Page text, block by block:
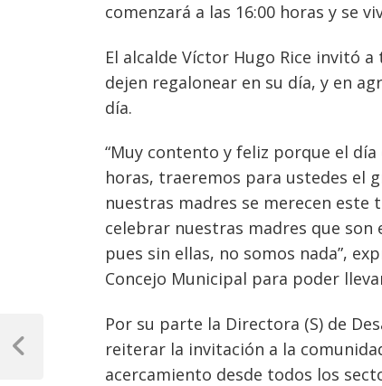
comenzará a las 16:00 horas y se
El alcalde Víctor Hugo Rice invitó
dejen regalonear en su día, y en
día.
“Muy contento y feliz porque el
horas, traeremos para ustedes el
nuestras madres se merecen
celebrar nuestras madres que
pues sin ellas, no somos nada”,
Concejo Municipal para poder
Por su parte la Directora (S) de
reiterar la invitación a la
acercamiento desde todos los
Navegación
de
Previous